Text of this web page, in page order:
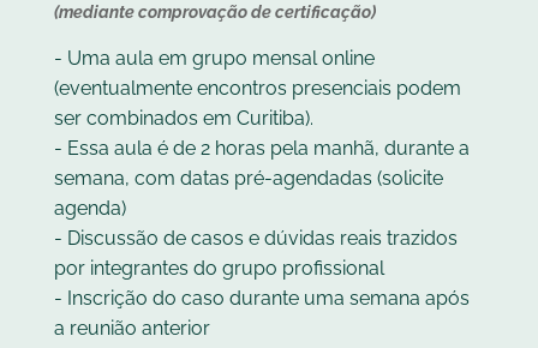
(mediante comprovação de certificação)
- Uma aula em grupo mensal online
(eventualmente encontros presenciais podem
ser combinados em Curitiba).
- Essa aula é de 2 horas pela manhã, durante a
semana, com datas pré-agendadas (solicite
agenda)
- Discussão de casos e dúvidas reais trazidos
por integrantes do grupo profissional
- Inscrição do caso durante uma semana após
a reunião anterior